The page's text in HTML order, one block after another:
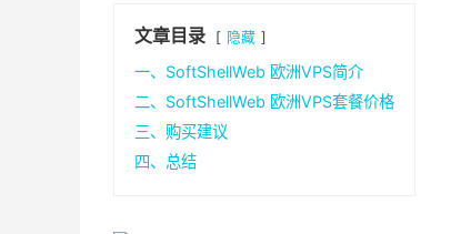
文章目录 隐藏
一、SoftShellWeb 欧洲VPS简介
二、SoftShellWeb 欧洲VPS套餐价格
三、购买建议
四、总结